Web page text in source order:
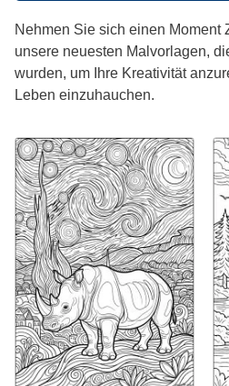
Nehmen Sie sich einen Moment
unsere neuesten Malvorlagen,
wurden, um Ihre Kreativität
Leben einzuhauchen.